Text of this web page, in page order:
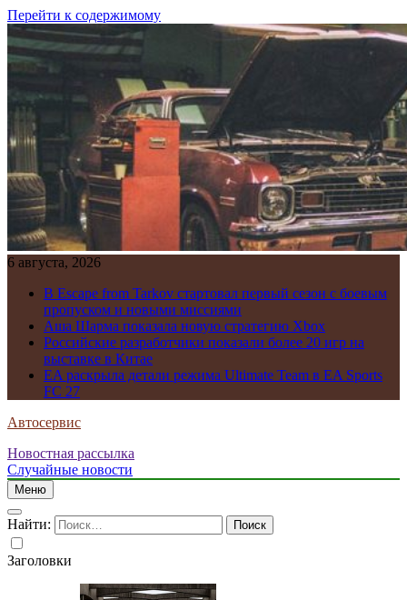
Перейти к содержимому
6 августа, 2026
В Escape from Tarkov стартовал первый сезон с боевым
пропуском и новыми миссиями
Аша Шарма показала новую стратегию Xbox
Российские разработчики показали более 20 игр на
выставке в Китае
EA раскрыла детали режима Ultimate Team в EA Sports
FC 27
Автосервис
Новостная рассылка
Случайные новости
Меню
Найти:
Заголовки